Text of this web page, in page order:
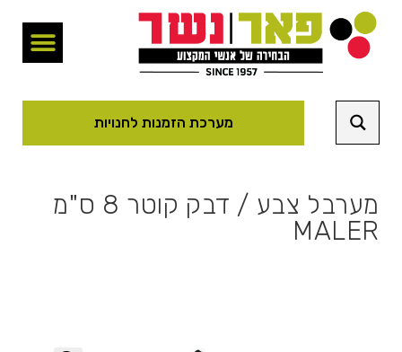
מערכת הזמנות לחנויות
מערבל צבע / דבק קוטר 8 ס"מ
MALER